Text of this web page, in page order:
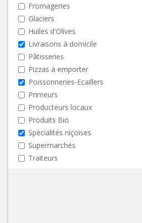
Fromageries
Glaciers
Huiles d'Olives
Livraisons à domicile
Pâtisseries
Pizzas à emporter
Poissonneries-Ecaillers
Primeurs
Producteurs locaux
Produits Bio
Spécialités niçoises
Supermarchés
Traiteurs